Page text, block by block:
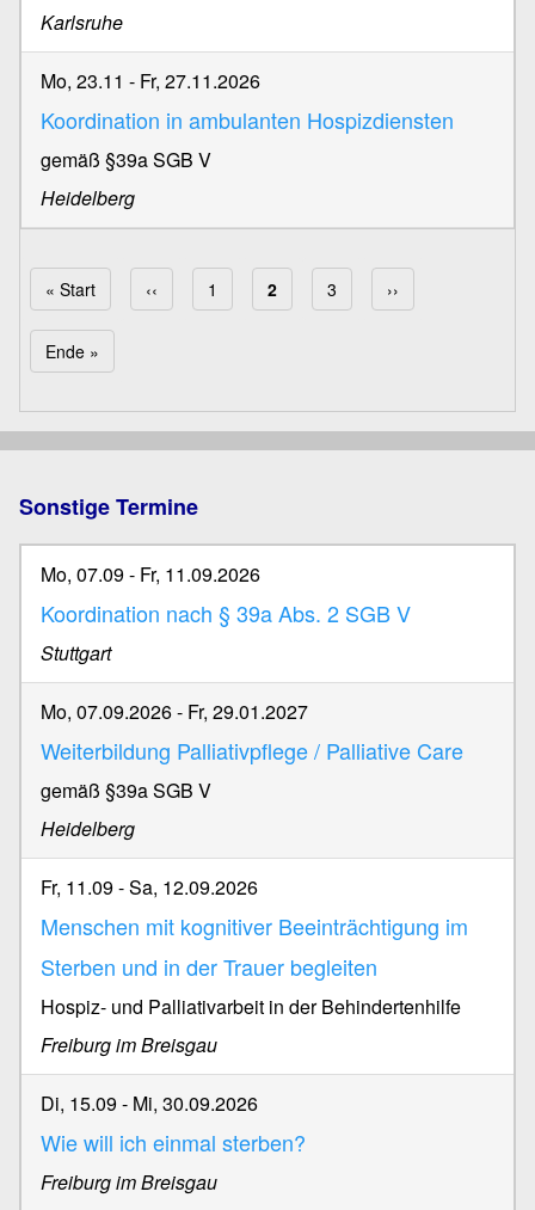
Karlsruhe
Mo, 23.11 - Fr, 27.11.2026
Koordination in ambulanten Hospizdiensten
gemäß §39a SGB V
Heidelberg
Erste Seite
« Start Vorherige Seite
‹‹ Page
1 Aktuelle Seite
2 Page
3 Nächste Seite
››
Letzte Seite
Ende »
Sonstige Termine
Mo, 07.09- Fr, 11.09.2026
Koordination nach § 39a Abs. 2 SGB V
Stuttgart
Mo, 07.09.2026- Fr, 29.01.2027
Weiterbildung Palliativpflege / Palliative Care
gemäß §39a SGB V
Heidelberg
Fr, 11.09-Sa, 12.09.2026
Menschen mit kognitiver Beeinträchtigung im
Sterben und in der Trauer begleiten
Hospiz- und Palliativarbeit in der Behindertenhilfe
Freiburg im Breisgau
Di, 15.09- Mi, 30.09.2026
Wie will ich einmal sterben?
Freiburg im Breisgau